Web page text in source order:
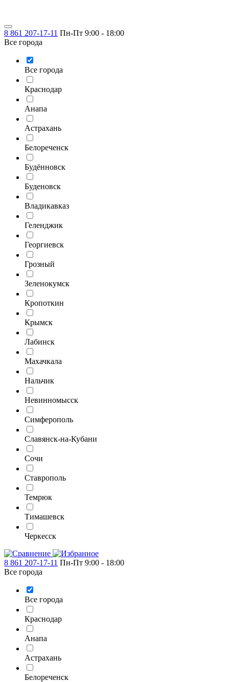
8 861 207-17-11 Пн-Пт 9:00 - 18:00
Все города
Все города
Краснодар
Анапа
Астрахань
Белореченск
Будённовск
Буденовск
Владикавказ
Геленджик
Георгиевск
Грозный
Зеленокумск
Кропоткин
Крымск
Лабинск
Махачкала
Нальчик
Невинномысск
Симферополь
Славянск-на-Кубани
Сочи
Ставрополь
Темрюк
Тимашевск
Черкесск
8 861 207-17-11 Пн-Пт 9:00 - 18:00
Все города
Все города
Краснодар
Анапа
Астрахань
Белореченск